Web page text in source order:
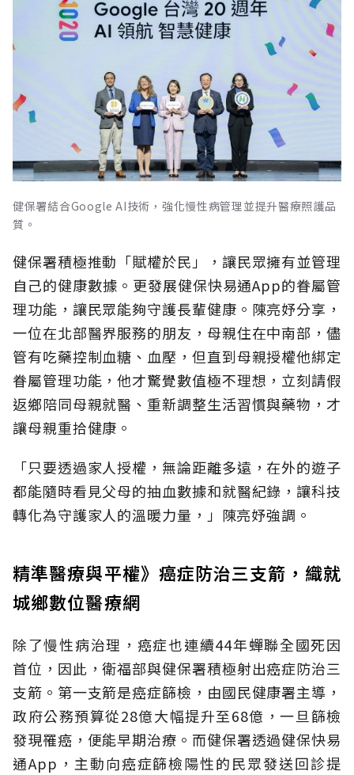
健保署結合Google AI技術，強化慢性病管理並提升醫療照護品
質。
健保署積極推動「賦權於民」，讓民眾擁有並管理
自己的健康數據。更發展健保快易通App的眷屬管
理功能，讓民眾能夠守護長輩健康。陳亮妤分享，
一位在北部醫界服務的朋友，母親住在中南部，儘
管有吃藥控制血糖、血壓，但直到母親授權他綁定
眷屬管理功能，他才驚覺數值極不理想，立刻請假
返鄉陪同母親就醫、重新調整生活習慣與藥物，才
讓母親重拾健康。
「只要透過家人授權，無論距離多遠，在外的遊子
都能隨時看見父母的抽血數據和就醫紀錄，讓科技
轉化為守護家人的溫暖力量，」陳亮妤強調。
精準醫療與平權》癌症防治三支箭，織就
城鄉數位醫療網
除了慢性病治理，癌症也連續44年蟬聯全國死因
首位，因此，衛福部與健保署積極射出癌症防治三
支箭。第一支箭是癌症篩檢，由國民健康署主導，
政府公務預算從28億大幅提升至68億，一旦篩檢
發現罹癌，便能早期治療。而健保署透過健保快易
通App，主動向癌症篩檢陽性的民眾發送回診提